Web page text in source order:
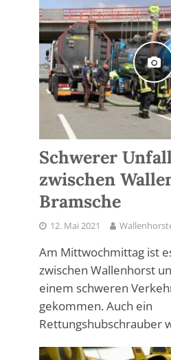
Schwerer
zwischen
Bramsche
12. Mai 2021
Am Mittwochmittag ist
zwischen Wallenhorst
einem schweren
gekommen. Auch ein
Rettungshubschrauber